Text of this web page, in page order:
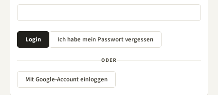
ODER
Mit Google-Account einloggen